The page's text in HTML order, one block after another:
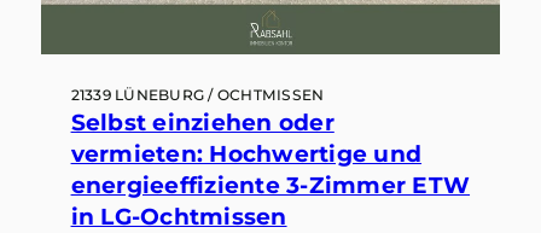
21339 LÜNEBURG / OCHTMISSEN
Selbst einziehen oder
vermieten: Hochwertige und
energieeffiziente 3-Zimmer ETW
in LG-Ochtmissen